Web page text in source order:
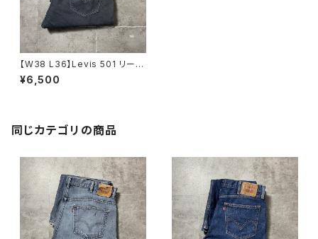
【W38 L36】Levis 501 リーバ
イス ボタンフライ ストレー
ト 後染めダークグレー ブラ
¥6,500
同じカテゴリの商品